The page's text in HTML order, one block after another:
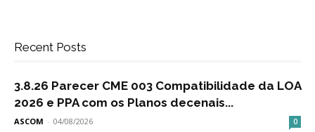
Recent Posts
3.8.26 Parecer CME 003 Compatibilidade da LOA
2026 e PPA com os Planos decenais...
ASCOM - 04/08/2026 0